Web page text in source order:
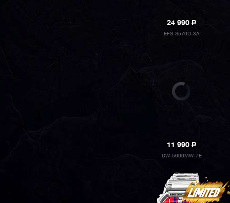
24 990P
EFS-S570D-3A
11 990P
DW-5600MW-7E